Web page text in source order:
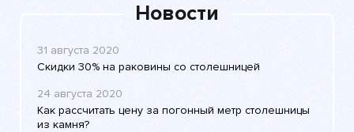
Новости
31 августа 2020
Скидки 30% на раковины со столешницей
24 августа 2020
Как рассчитать цену за погонный метр столешницы
из камня?